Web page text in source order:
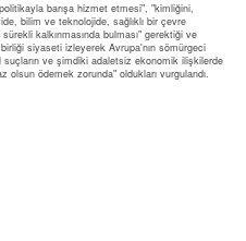
barışa hizmet etmesi", "kimliğini,
bilim ve teknolojide, sağlıklı bir çevre
kalkınmasında bulması" gerektiği ve
siyaseti izleyerek Avrupa'nın sömürgeci
ve şimdiki adaletsiz ekonomik ilişkilerde
olsun ödemek zorunda" oldukları vurgulandı.